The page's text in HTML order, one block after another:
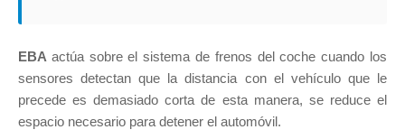
EBA actúa sobre el sistema de frenos del coche cuando los
sensores detectan que la distancia con el vehículo que le
precede es demasiado corta de esta manera, se reduce el
espacio necesario para detener el automóvil.